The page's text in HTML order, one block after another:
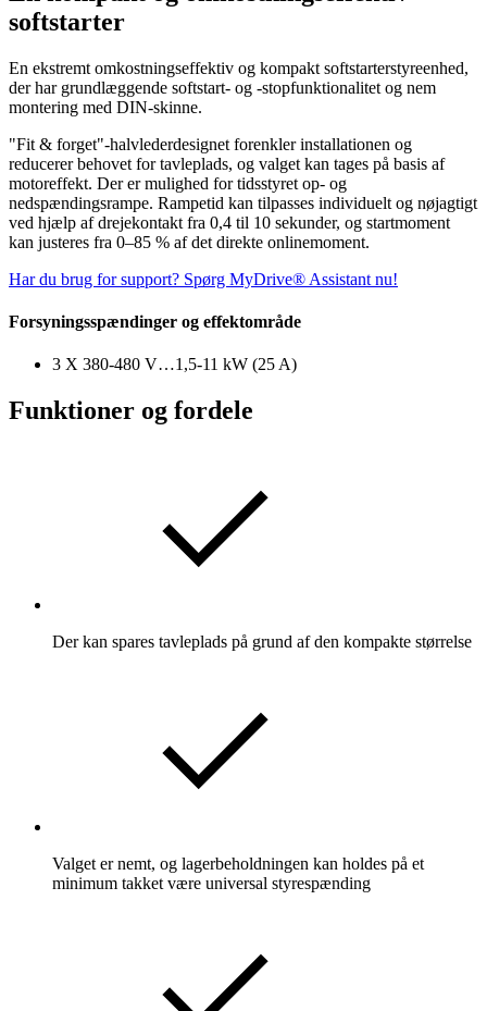
softstarter
En ekstremt omkostningseffektiv og kompakt softstarterstyreenhed,
der har grundlæggende softstart- og -stopfunktionalitet og nem
montering med DIN-skinne.
"Fit & forget"-halvlederdesignet forenkler installationen og
reducerer behovet for tavleplads, og valget kan tages på basis af
motoreffekt. Der er mulighed for tidsstyret op- og
nedspændingsrampe. Rampetid kan tilpasses individuelt og nøjagtigt
ved hjælp af drejekontakt fra 0,4 til 10 sekunder, og startmoment
kan justeres fra 0–85 % af det direkte onlinemoment.
Har du brug for support? Spørg MyDrive® Assistant nu!
Forsyningsspændinger og effektområde
3 X 380-480 V…1,5-11 kW (25 A)
Funktioner og fordele
Der kan spares tavleplads på grund af den kompakte størrelse
Valget er nemt, og lagerbeholdningen kan holdes på et
minimum takket være universal styrespænding